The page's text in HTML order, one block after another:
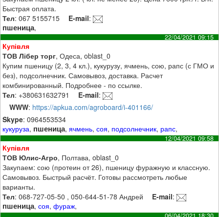
Быстрая оплата.
Тел: 067 5155715 E-mail:
пшеница,
22/04/2021 09:15
Купівля
ТОВ Лібер торг, Одеса, oblast_0
Купим пшеницу (2, 3, 4 кл.), кукурузу, ячмень, сою, рапс (с ГМО и
без), подсолнечник. Самовывоз, доставка. Расчет
комбинированный. Подробнее - по ссылке.
Тел: +380631632791 E-mail:
WWW: https://apkua.com/agroboard/i-401166/
Skype: 0964553534
кукуруза, пшеница,ячмень,соя, подсолнечник, рапс,
12/04/2021 09:58
Купівля
ТОВ Юлис-Агро, Полтава, oblast_0
Закупаем: сою (протеин от 26), пшеницу фуражную и классную.
Самовывоз. Быстрый расчёт. Готовы рассмотреть любые
варианты.
Тел: 068-727-05-50 , 050-644-51-78 Андрей E-mail:
пшеница,соя,фураж,